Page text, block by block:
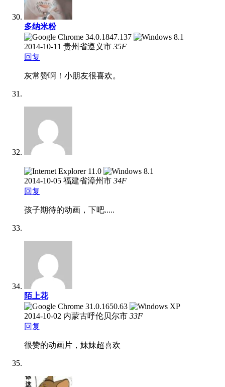
多纳米粉
2014-10-11 贵州省遵义市 35F
回复
灰常赞啊！小朋友很喜欢。
2014-10-05 福建省漳州市 34F
回复
孩子期待的动画，下吧.....
陌上花
2014-10-02 内蒙古呼伦贝尔市 33F
回复
很赞的动画片，妹妹超喜欢